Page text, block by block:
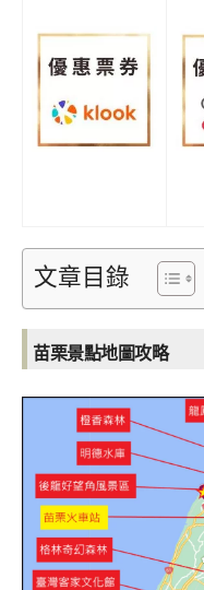
文章目錄
苗栗景點地圖攻略